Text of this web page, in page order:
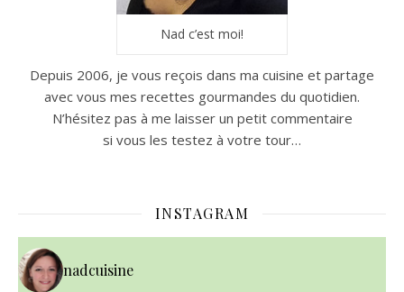
Nad c’est moi!
Depuis 2006, je vous reçois dans ma cuisine et partage
avec vous mes recettes gourmandes du quotidien.
N’hésitez pas à me laisser un petit commentaire
si vous les testez à votre tour…
INSTAGRAM
nadcuisine